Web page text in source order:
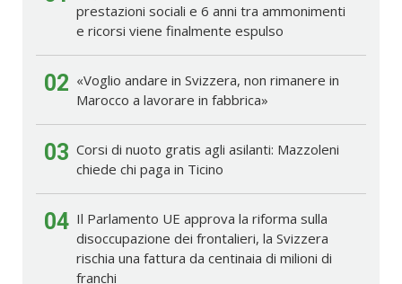
prestazioni sociali e 6 anni tra ammonimenti
e ricorsi viene finalmente espulso
02 «Voglio andare in Svizzera, non rimanere in
Marocco a lavorare in fabbrica»
03 Corsi di nuoto gratis agli asilanti: Mazzoleni
chiede chi paga in Ticino
04 Il Parlamento UE approva la riforma sulla
disoccupazione dei frontalieri, la Svizzera
rischia una fattura da centinaia di milioni di
franchi